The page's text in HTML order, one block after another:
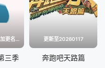
更新至20260201加更名场面特辑
三季
更新至20260117
奔跑吧天路篇